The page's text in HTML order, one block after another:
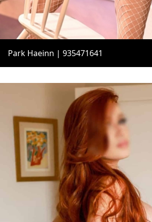
Park Haeinn | 935471641